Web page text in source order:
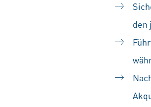
den